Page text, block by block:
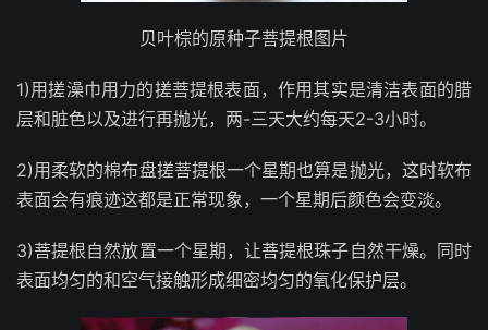
贝叶棕的原种子菩提根图片
1)用搓澡巾用力的搓菩提根表面，作用其实是清洁表面的腊
层和脏色以及进行再抛光，两-三天大约每天2-3小时。
2)用柔软的棉布盘搓菩提根一个星期也算是抛光，这时软布
表面会有痕迹这都是正常现象，一个星期后颜色会变淡。
3)菩提根自然放置一个星期，让菩提根珠子自然干燥。同时
表面均匀的和空气接触形成细密均匀的氧化保护层。